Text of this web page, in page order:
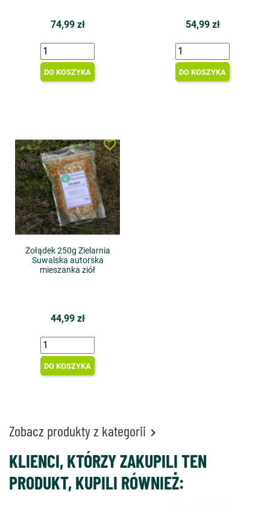
74,99 zł
DO KOSZYKA
54,99 zł
DO KOSZYKA
Żołądek 250g Zielarnia
Suwalska autorska
mieszanka ziół
44,99 zł
DO KOSZYKA
favorite_border
Zobacz produkty z kategorii 
KLIENCI, KTÓRZY ZAKUPILI TEN
PRODUKT, KUPILI RÓWNIEŻ: